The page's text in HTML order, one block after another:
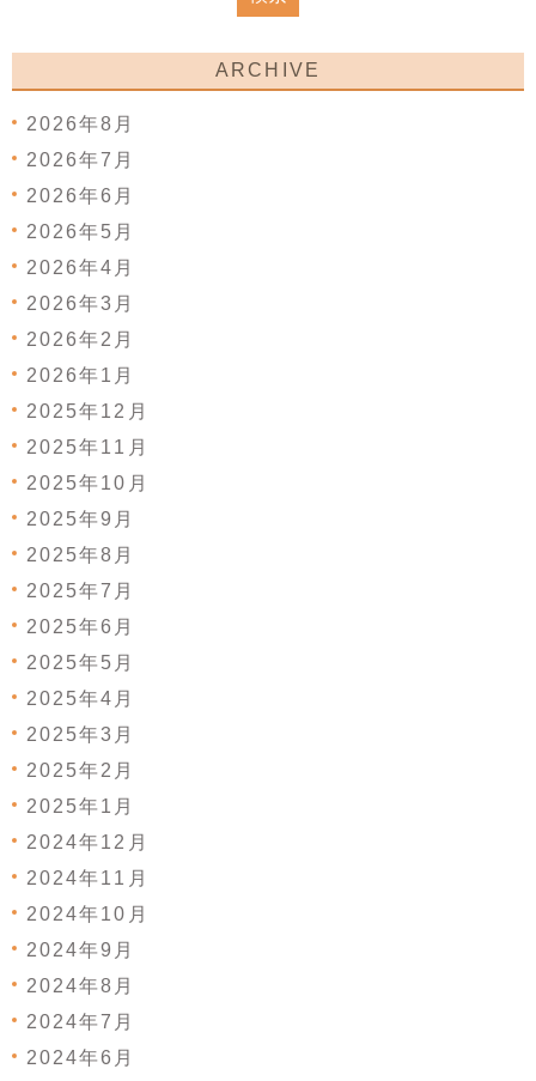
ARCHIVE
2026年8月
2026年7月
2026年6月
2026年5月
2026年4月
2026年3月
2026年2月
2026年1月
2025年12月
2025年11月
2025年10月
2025年9月
2025年8月
2025年7月
2025年6月
2025年5月
2025年4月
2025年3月
2025年2月
2025年1月
2024年12月
2024年11月
2024年10月
2024年9月
2024年8月
2024年7月
2024年6月